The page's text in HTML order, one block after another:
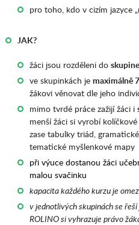
pro toho, kdo v cizím jazyce
JAK?
žáci jsou rozděleni do
ve skupinkách je maximálně
žákovi věnovat dle jeho
mimo tvrdé práce zažijí žáci i
menší žáci si vyrobí
zase tabulky triád,
tematické myšlenkové mapy
při výuce dostanou žáci
malou svačinku
kapacita každého kurzu je
v jednotlivých skupinách se
ROLINO si vyhrazuje právo